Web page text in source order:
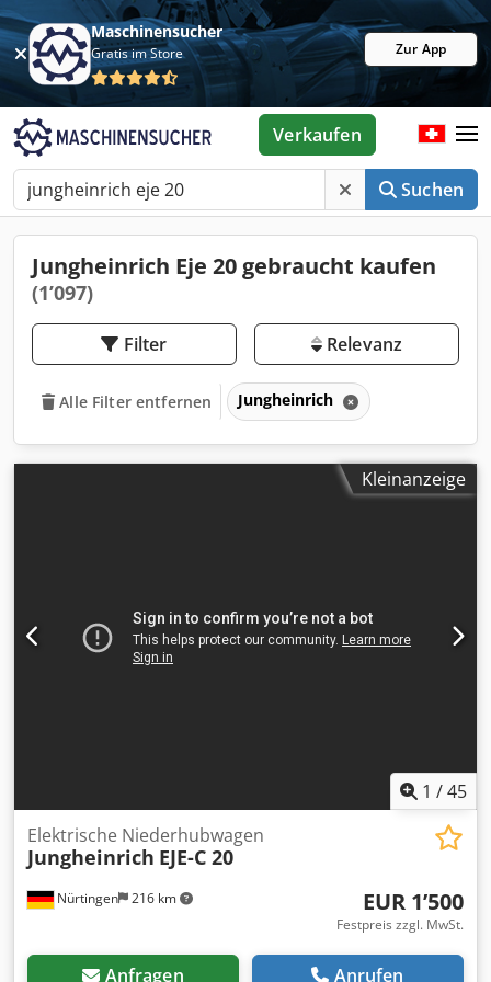
Maschinensucher
Gratis im Store Zur App
Suchen
Verkaufen
Jungheinrich Eje 20 gebraucht kaufen
(1’097)
Filter Relevanz
Alle Filter entfernen Jungheinrich
Kleinanzeige
1 /45
Nürtingen 216 km
Elektrische Niederhubwagen
Jungheinrich EJE-C 20
EUR 1’500
Festpreis zzgl. MwSt.
Anfragen Anrufen